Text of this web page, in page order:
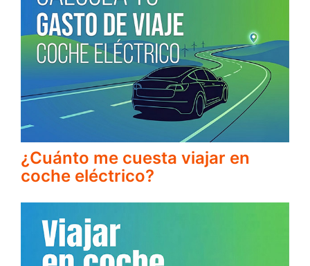
¿Cuánto me cuesta viajar en
coche eléctrico?